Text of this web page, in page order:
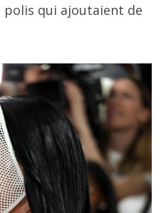
qui ajoutaient de